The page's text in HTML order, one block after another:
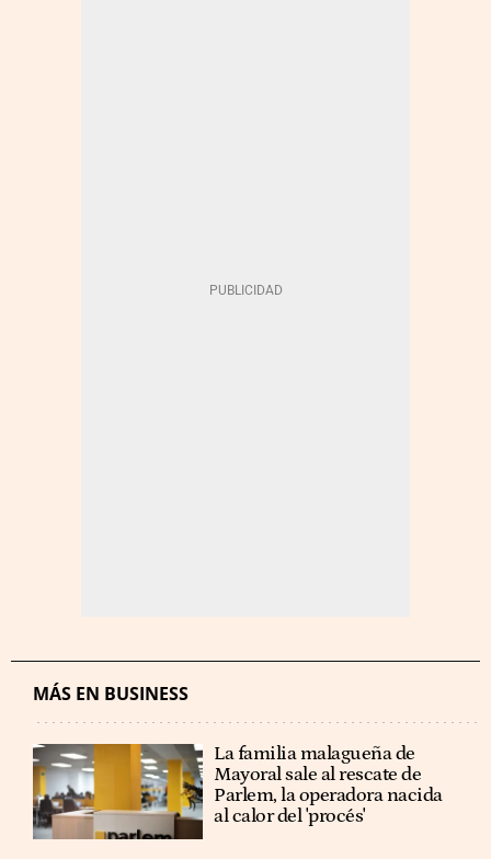
MÁS EN BUSINESS
La familia malagueña de
Mayoral sale al rescate de
Parlem, la operadora nacida
al calor del 'procés'